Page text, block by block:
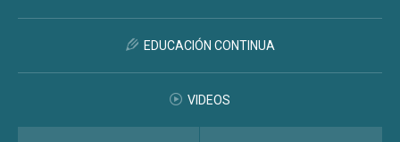
EDUCACIÓN CONTINUA
VIDEOS